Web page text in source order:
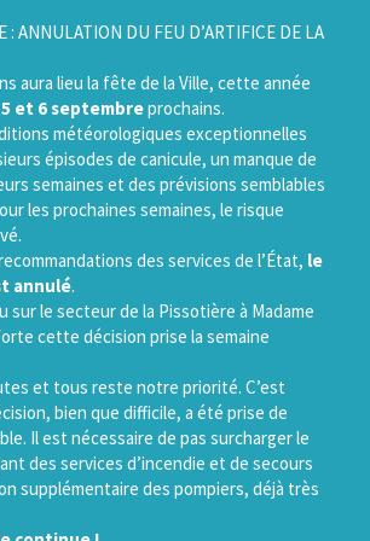
: ANNULATION DU FEU D’ARTIFICE DE LA
aura lieu la fête de la Ville, cette année
5 et 6 septembreprochains.
météorologiques exceptionnelles
épisodes de canicule, un manque de
semaines et des prévisions semblables
les prochaines semaines, le risque
des services de l’État, le
annulé.
sur le secteur de la Pissotière à Madame
cette décision prise la semaine
et tous reste notre priorité. C’est
bien que difficile, a été prise de
Il est nécessaire de pas surcharger le
des services d’incendie et de secours
supplémentaire des pompiers, déjà très